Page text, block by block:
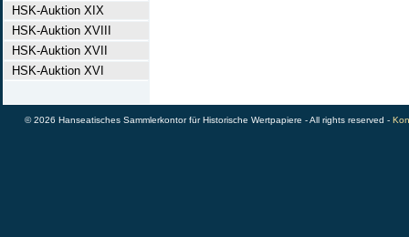
HSK-Auktion XIX
HSK-Auktion XVIII
HSK-Auktion XVII
HSK-Auktion XVI
© 2026 Hanseatisches Sammlerkontor für Historische Wertpapiere - All rights reserved -